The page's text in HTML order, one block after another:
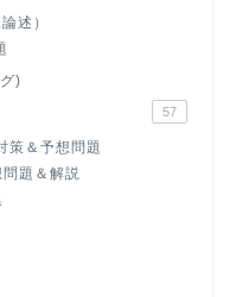
述）
)
57
策＆予想問題
題＆解説